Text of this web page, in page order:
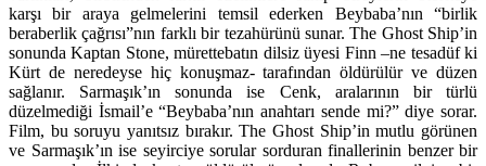
karşı bir araya gelmelerini temsil ederken Beybaba’nın “birlik
beraberlik çağrısı”nın farklı bir tezahürünü sunar. The Ghost Ship’in
sonunda Kaptan Stone, mürettebatın dilsiz üyesi Finn –ne tesadüf ki
Kürt de neredeyse hiç konuşmaz- tarafından öldürülür ve düzen
sağlanır. Sarmaşık’ın sonunda ise Cenk, aralarının bir türlü
düzelmediği İsmail’e “Beybaba’nın anahtarı sende mi?” diye sorar.
Film, bu soruyu yanıtsız bırakır. The Ghost Ship’in mutlu görünen
ve Sarmaşık’ın ise seyirciye sorular sorduran finallerinin benzer bir